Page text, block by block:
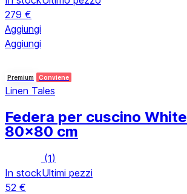
279 €
Aggiungi
Aggiungi
Premium Conviene
Linen Tales
Federa per cuscino White
80x80 cm
(1)
In stockUltimi pezzi
52 €